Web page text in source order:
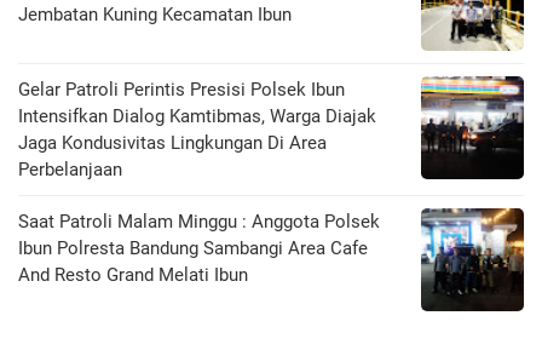
Jembatan Kuning Kecamatan Ibun
Gelar Patroli Perintis Presisi Polsek Ibun
Intensifkan Dialog Kamtibmas, Warga Diajak
Jaga Kondusivitas Lingkungan Di Area
Perbelanjaan
Saat Patroli Malam Minggu : Anggota Polsek
Ibun Polresta Bandung Sambangi Area Cafe
And Resto Grand Melati Ibun